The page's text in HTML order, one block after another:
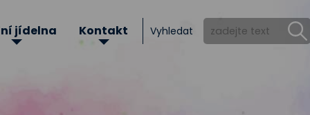
jídelna Kontakt Vyhledat